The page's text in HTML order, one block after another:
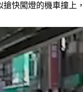
快闖燈的機車撞